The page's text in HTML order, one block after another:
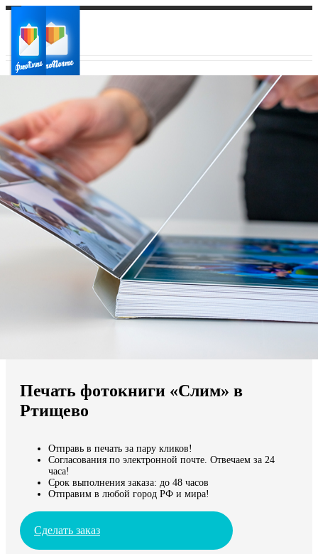
Ваш город:
Ваш регион доставки
Выберите из списка:
Мы доставляем по всему миру
Продолжить без города
Печать фотокниги «Слим» в
Ртищево
Отправь в печать за пару кликов!
Согласования по электронной почте. Отвечаем за 24
часа!
Срок выполнения заказа: до 48 часов
Отправим в любой город РФ и мира!
Сделать заказ